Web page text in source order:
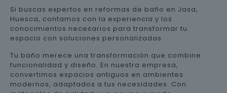
Si buscas expertos en reformas de baño en Jasa,
Huesca, contamos con la experiencia y los
conocimientos necesarios para transformar tu
espacio con soluciones personalizadas.
Tu baño merece una transformación que combine
funcionalidad y diseño. En nuestra empresa,
convertimos espacios antiguos en ambientes
modernos, adaptados a tus necesidades. Con